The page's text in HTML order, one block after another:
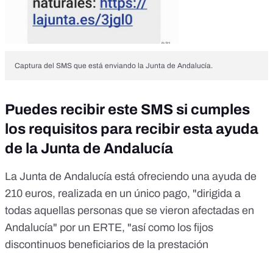
Captura del SMS que está enviando la Junta de Andalucía.
Puedes recibir este SMS si cumples
los requisitos para recibir esta ayuda
de la Junta de Andalucía
La Junta de Andalucía está ofreciendo una ayuda de
210 euros, realizada en un único pago, "dirigida a
todas aquellas personas que se vieron afectadas en
Andalucía" por un ERTE, "así como los fijos
discontinuos beneficiarios de la prestación